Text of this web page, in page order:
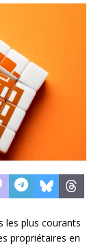
les plus courants
propriétaires en